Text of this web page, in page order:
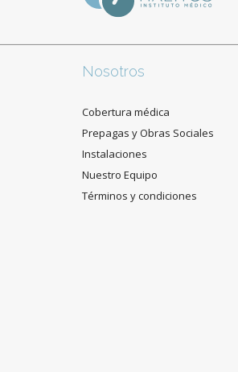
Nosotros
Cobertura médica
Prepagas y Obras Sociales
Instalaciones
Nuestro Equipo
Términos y condiciones